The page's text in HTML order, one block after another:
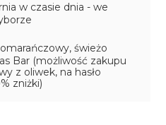
w czasie dnia - we
świeżo
Bar (możliwość zakupu
z oliwek, na hasło
zniżki)